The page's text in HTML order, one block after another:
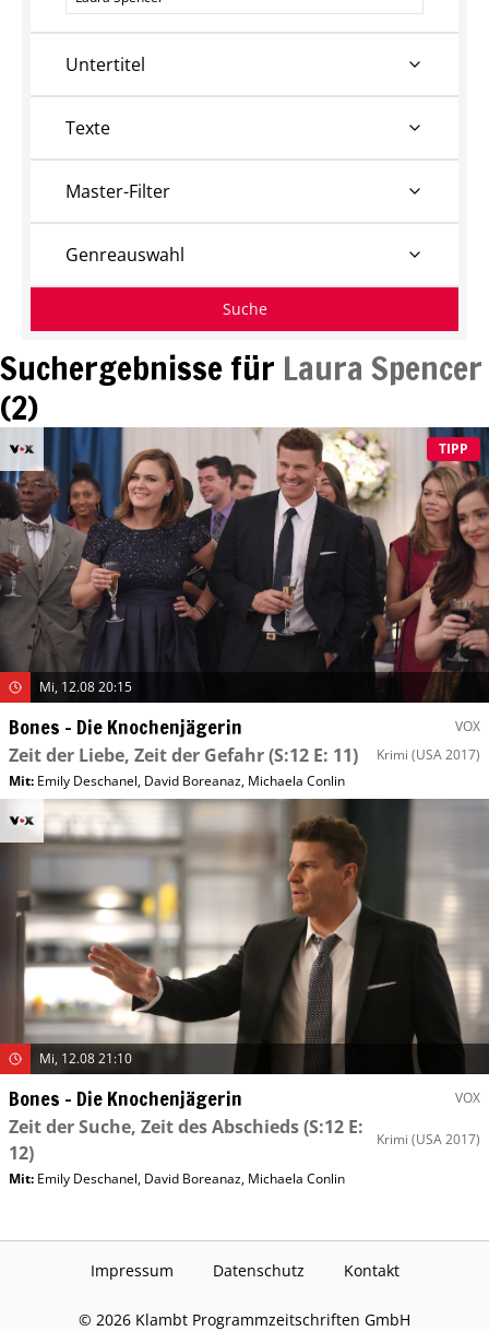
Suchergebnisse für Laura Spencer
(2)
TIPP
Mi, 12.08 20:15
Bones – Die Knochenjägerin VOX
Zeit der Liebe, Zeit der Gefahr(S:12 E: 11) Krimi (USA 2017)
Mit: Emily Deschanel, David Boreanaz, Michaela Conlin
Mi, 12.08 21:10
Bones – Die Knochenjägerin VOX
Zeit der Suche, Zeit des Abschieds(S:12 E:
12)
Krimi (USA 2017)
Mit: Emily Deschanel, David Boreanaz, Michaela Conlin
Untertitel
Texte
Master-Filter
Genreauswahl
Suche
Impressum Datenschutz Kontakt
© 2026 Klambt Programmzeitschriften GmbH